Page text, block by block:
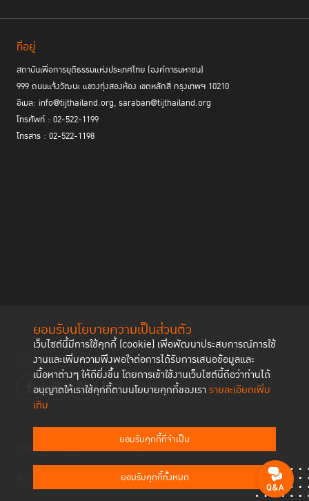
ยอมรับนโยบายความเป็นส่วนตัว
เว็บไซต์นี้มีการใช้คุกกี้ (cookie) เพื่อพัฒนาประสบการณ์การใช้
งานและเพิ่มความพึงพอใจต่อการได้รับการเสนอข้อมูลและ
เนื้อหาต่างๆ ให้ดียิ่งขึ้น โดยการเข้าใช้งานเว็บไซต์นี้ถือว่าท่านได้
อนุญาตให้เราใช้คุกกี้ตามนโยบายคุกกี้ของเรา รายละเอียดเพิ่ม
เติม
ยอมรับคุกกี้ที่จำเป็น
ยอมรับคุกกี้ทั้งหมด
ที่อยู่
สถาบันเพื่อการยุติธรรมแห่งประเทศไทย (องค์การมหาชน)
999 ถนนแจ้งวัฒนะ แขวงทุ่งสองห้อง เขตหลักสี่ กรุงเทพฯ 10210
อีเมล: info@tijthailand.org, saraban@tijthailand.org
โทรศัพท์ : 02-522-1199
โทรสาร : 02-522-1198
ติดตามช่องทาง social
© Copyright 2023 Thailand Institute of Justice All Rights Reserved
Privacy Policy Cookies Policy